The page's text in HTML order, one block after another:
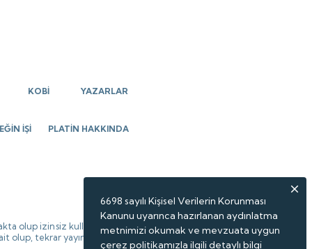
KOBİ
YAZARLAR
İŞİ
PLATİN HAKKINDA
olup izinsiz kullanılamaz,
olup, tekrar yayınlanamaz.
6698 sayılı Kişisel Verilerin Korunması
Kanunu uyarınca hazırlanan aydınlatma
metnimizi okumak ve mevzuata uygun
çerez politikamızla ilgili detaylı bilgi